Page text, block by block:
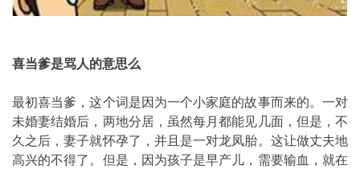
喜当爹是骂人的意思么
最初喜当爹，这个词是因为一个小家庭的故事而来的。一对
未婚妻结婚后，两地分居，虽然每月都能见几面，但是，不
久之后，妻子就怀孕了，并且是一对龙凤胎。这让做丈夫地
高兴的不得了。但是，因为孩子是早产儿，需要输血，就在